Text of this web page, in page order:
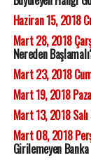
Haziran 15, 2018
Mart 28, 2018
Nereden
Mart 23, 2018
Mart 19, 2018
Mart 13, 2018 Salı
Mart 08, 2018
Girilemeyen Banka